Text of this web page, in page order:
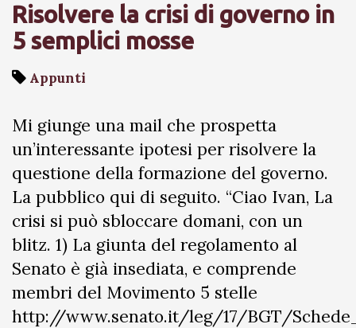
Risolvere la crisi di governo in
5 semplici mosse
Appunti
Mi giunge una mail che prospetta
un’interessante ipotesi per risolvere la
questione della formazione del governo.
La pubblico qui di seguito. “Ciao Ivan, La
crisi si può sbloccare domani, con un
blitz. 1) La giunta del regolamento al
Senato è già insediata, e comprende
membri del Movimento 5 stelle
http://www.senato.it/leg/17/BGT/